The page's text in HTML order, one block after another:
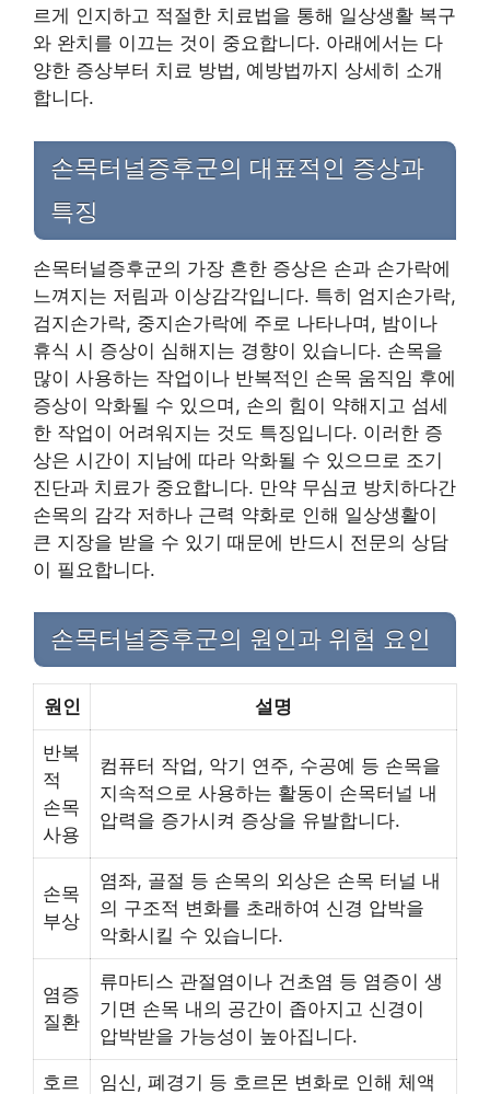
르게 인지하고 적절한 치료법을 통해 일상생활 복구
와 완치를 이끄는 것이 중요합니다. 아래에서는 다
양한 증상부터 치료 방법, 예방법까지 상세히 소개
합니다.
손목터널증후군의 대표적인 증상과
특징
손목터널증후군의 가장 흔한 증상은 손과 손가락에
느껴지는 저림과 이상감각입니다. 특히 엄지손가락,
검지손가락, 중지손가락에 주로 나타나며, 밤이나
휴식 시 증상이 심해지는 경향이 있습니다. 손목을
많이 사용하는 작업이나 반복적인 손목 움직임 후에
증상이 악화될 수 있으며, 손의 힘이 약해지고 섬세
한 작업이 어려워지는 것도 특징입니다. 이러한 증
상은 시간이 지남에 따라 악화될 수 있으므로 조기
진단과 치료가 중요합니다. 만약 무심코 방치하다간
손목의 감각 저하나 근력 약화로 인해 일상생활이
큰 지장을 받을 수 있기 때문에 반드시 전문의 상담
이 필요합니다.
손목터널증후군의 원인과 위험 요인
원인 설명
반복
적
손목
사용
컴퓨터 작업, 악기 연주, 수공예 등 손목을
지속적으로 사용하는 활동이 손목터널 내
압력을 증가시켜 증상을 유발합니다.
손목
부상
염좌, 골절 등 손목의 외상은 손목 터널 내
의 구조적 변화를 초래하여 신경 압박을
악화시킬 수 있습니다.
염증
질환
류마티스 관절염이나 건초염 등 염증이 생
기면 손목 내의 공간이 좁아지고 신경이
압박받을 가능성이 높아집니다.
호르
임신, 폐경기 등 호르몬 변화로 인해 체액